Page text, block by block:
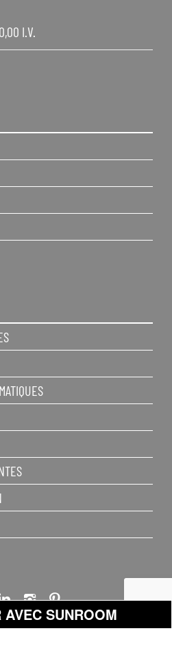
AVEC SUNROOM
I.V.